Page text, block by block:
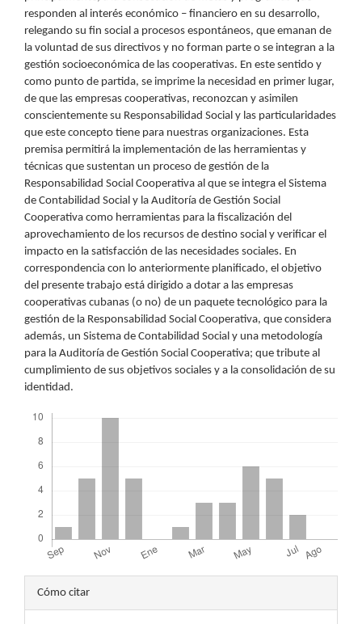
responden al interés económico – financiero en su desarrollo,
relegando su fin social a procesos espontáneos, que emanan de
la voluntad de sus directivos y no forman parte o se integran a la
gestión socioeconómica de las cooperativas. En este sentido y
como punto de partida, se imprime la necesidad en primer lugar,
de que las empresas cooperativas, reconozcan y asimilen
conscientemente su Responsabilidad Social y las particularidades
que este concepto tiene para nuestras organizaciones. Esta
premisa permitirá la implementación de las herramientas y
técnicas que sustentan un proceso de gestión de la
Responsabilidad Social Cooperativa al que se integra el Sistema
de Contabilidad Social y la Auditoría de Gestión Social
Cooperativa como herramientas para la fiscalización del
aprovechamiento de los recursos de destino social y verificar el
impacto en la satisfacción de las necesidades sociales. En
correspondencia con lo anteriormente planificado, el objetivo
del presente trabajo está dirigido a dotar a las empresas
cooperativas cubanas (o no) de un paquete tecnológico para la
gestión de la Responsabilidad Social Cooperativa, que considera
además, un Sistema de Contabilidad Social y una metodología
para la Auditoría de Gestión Social Cooperativa; que tribute al
cumplimiento de sus objetivos sociales y a la consolidación de su
identidad.
Detalles
del
Cómo citar